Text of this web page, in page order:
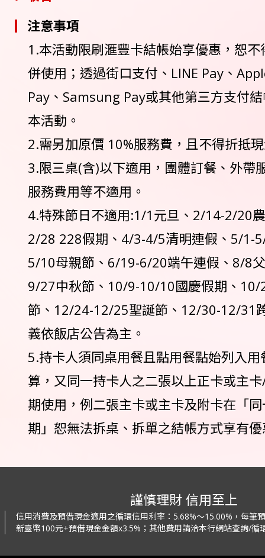
注意事項
1.本活動限刷滙豐卡結帳始享優惠，恕
併使用；透過街口支付、LINE Pay、
Pay、Samsung Pay或其他第三方支付
本活動。
2.需另加原價 10%服務費，且不得折抵
3.限三桌(含)以下適用，團體訂餐、外帶
服務費用等不適用。
4.特殊節日不適用:1/1元旦、2/14-2/20
2/28 228假期、4/3-4/5清明連假、5/1-
5/10母親節、6/19-6/20端午連假、8/8
9/27中秋節、10/9-10/10國慶假期、
節、12/24-12/25聖誕節、12/30-12/31
義依飯店公告為主。
5.持卡人須同桌用餐且點用餐點始列入
算，又同一持卡人之二張以上正卡或主
期使用，例二張主卡或主卡及附卡在「
期」恕無法拆桌、拆單之結帳方式享有
謹慎理財 信用至上
信用消費及預借現金適用之循環信用利率： 5.68%～15.00%，每筆
新臺幣100元+預借現金金額x3.5%； 其他費用請洽本行網站查詢/循